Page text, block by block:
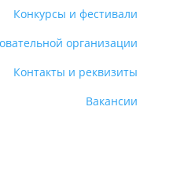
Конкурсы и фестивали
организации
Контакты и реквизиты
Вакансии